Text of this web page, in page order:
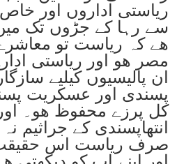
ریاستی اداروں اور
سے رہا کے جڑوں تک
ھے کہ ریاست تو
مصر ھو اور ریاستی
ان پالیسیوں کیلیے
پسندی اور عسکریت
کل پرزے محفوظ ھو۔
انتھاپسندی کے جراثیم
صرف ریاست اس حقیقت